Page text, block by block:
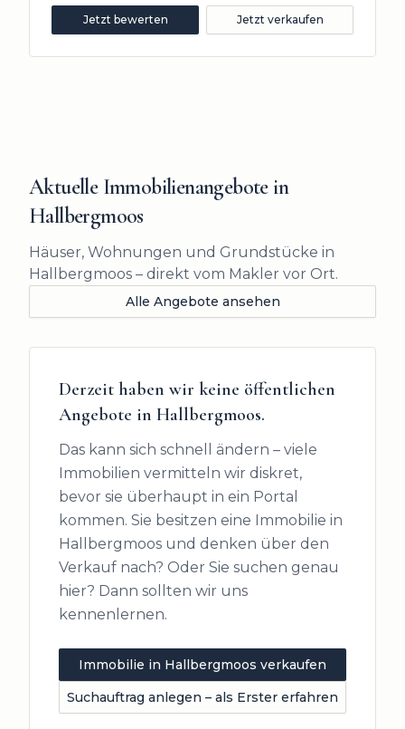
Jetzt bewerten Jetzt verkaufen
Aktuelle Immobilienangebote in
Hallbergmoos
Häuser, Wohnungen und Grundstücke in
Hallbergmoos – direkt vom Makler vor Ort.
Alle Angebote ansehen
Derzeit haben wir keine öffentlichen
Angebote in Hallbergmoos.
Das kann sich schnell ändern – viele
Immobilien vermitteln wir diskret,
bevor sie überhaupt in ein Portal
kommen. Sie besitzen eine Immobilie in
Hallbergmoos und denken über den
Verkauf nach? Oder Sie suchen genau
hier? Dann sollten wir uns
kennenlernen.
Immobilie in Hallbergmoos verkaufen
Suchauftrag anlegen – als Erster erfahren